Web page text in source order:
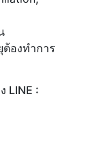
องทำการ
LINE :